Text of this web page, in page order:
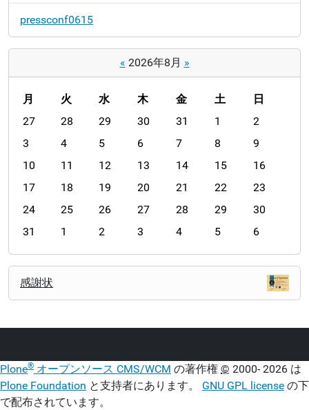
pressconf0615
« 2026年8月 »
m
n
h
8
月 火 水 木 金 土
日
27
28 29 30 31 1
2
3
4 5 6 7 8
9
10
11 12 13 14 15
16
17
18 19 20 21 22
23
24
25 26 27 28 29
30
31
1 2 3 4 5 6
ン
感謝状
Plone® オープンソース CMS/WCM の著作権 © 2000- 2026 は
Plone Foundation と支持者にあります。 GNU GPL license の下
で配布されています。